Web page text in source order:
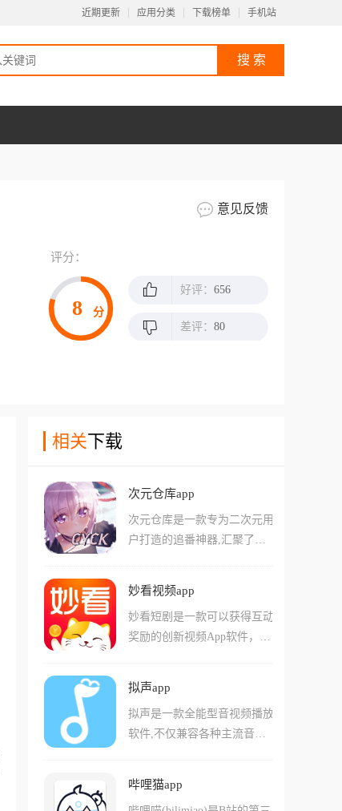
近期更新 应用分类 下载榜单 手机站
意见反馈
评分：
8 分
好评： 656
差评： 80
相关下载
次元仓库app
次元仓库是一款专为二次元用
户打造的追番神器,汇聚了日
尽。平台实时同步全网更新,
保证不会错过最为精彩的剧集
内容,在免会员免广告的情况
番。app界面清晰简单,漫画分
投屏到电视观看,并提供搜
索、分类到播放的一站式服
畅播放体验,让用户随时随地
妙看视频app
妙看短剧是一款可以获得互动
奖励的创新视频App软件，软
一网打尽，用户在享受观看的
同时，通过观看时长和互动任
务积累金币，并能直接兑换成
同时赚点奶茶钱。
拟声app
拟声是一款全能型音视频播放
软件,不仅兼容各种主流音频
步。软件支持本地音乐播放,
哔哩猫app